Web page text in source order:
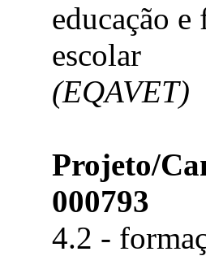
educação e
escolar
(EQAVET)
Projeto/
000793
4.2 -